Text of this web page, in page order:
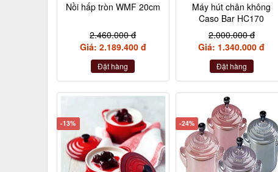
Nồi hấp tròn WMF 20cm
2.460.000 đ
Giá: 2.189.400 đ
Đặt hàng
Máy hút chân không
Caso Bar HC170
2.000.000 đ
Giá: 1.340.000 đ
Đặt hàng
-13% -24%